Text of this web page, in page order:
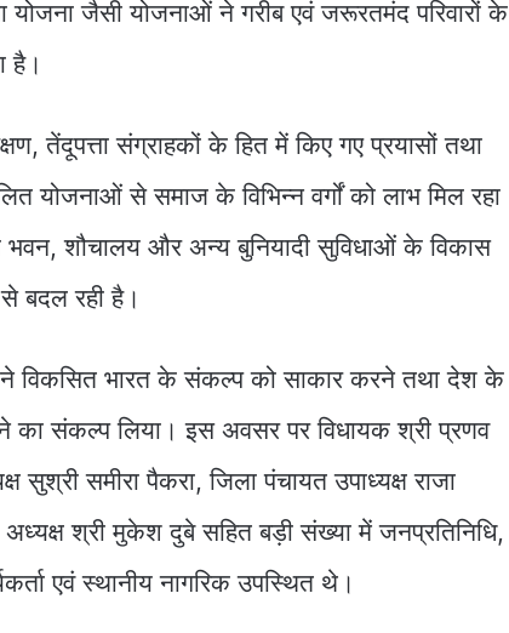
योजना जैसी योजनाओं ने गरीब एवं जरूरतमंद परिवारों के
है।
तेंदूपत्ता संग्राहकों के हित में किए गए प्रयासों तथा
योजनाओं से समाज के विभिन्न वर्गों को लाभ मिल रहा
भवन, शौचालय और अन्य बुनियादी सुविधाओं के विकास
से बदल रही है।
ने विकसित भारत के संकल्प को साकार करने तथा देश के
का संकल्प लिया। इस अवसर पर विधायक श्री प्रणव
सुश्री समीरा पैकरा, जिला पंचायत उपाध्यक्ष राजा
अध्यक्ष श्री मुकेश दुबे सहित बड़ी संख्या में जनप्रतिनिधि,
एवं स्थानीय नागरिक उपस्थित थे।